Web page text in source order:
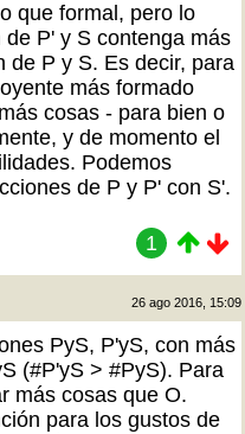
que formal, pero lo
P' y S contenga más
de P y S. Es decir, para
más formado
cosas - para bien o
y de momento el
Podemos
de P y P' con S'.
1
26 ago 2016, 15:09
PyS, P'yS, con más
(#P'yS > #PyS). Para
más cosas que O.
para los gustos de